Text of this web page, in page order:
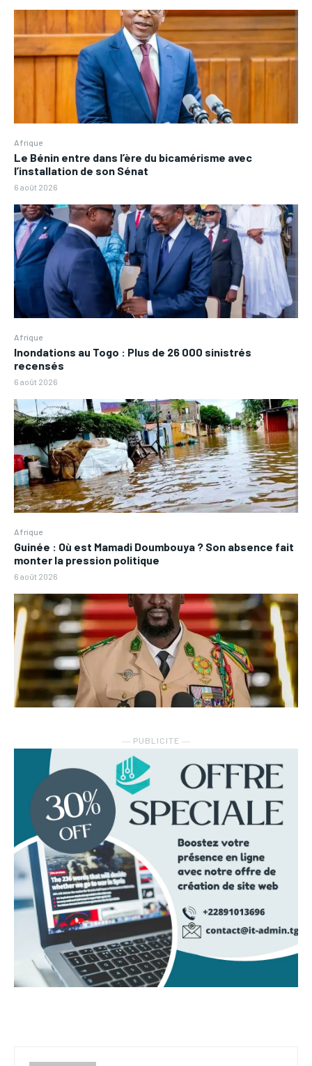
Afrique
Le Bénin entre dans l’ère du bicamérisme avec
l’installation de son Sénat
6 août 2026
Afrique
Inondations au Togo : Plus de 26 000 sinistrés
recensés
6 août 2026
Afrique
Guinée : Où est Mamadi Doumbouya ? Son absence fait
monter la pression politique
6 août 2026
― PUBLICITE ―